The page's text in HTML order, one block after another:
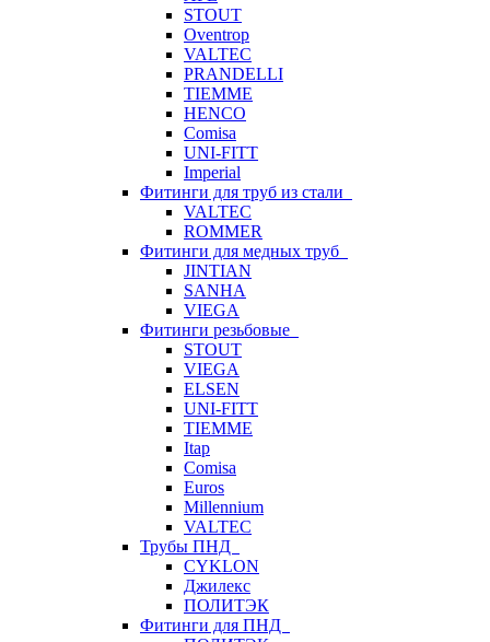
STOUT
Oventrop
VALTEC
PRANDELLI
TIEMME
HENCO
Comisa
UNI-FITT
Imperial
Фитинги для труб из стали
VALTEC
ROMMER
Фитинги для медных труб
JINTIAN
SANHA
VIEGA
Фитинги резьбовые
STOUT
VIEGA
ELSEN
UNI-FITT
TIEMME
Itap
Comisa
Euros
Millennium
VALTEC
Трубы ПНД
CYKLON
Джилекс
ПОЛИТЭК
Фитинги для ПНД